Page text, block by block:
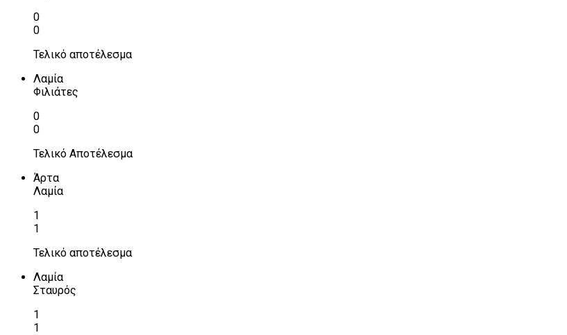
0
0
Τελικό αποτέλεσμα
Λαμία
Φιλιάτες
0
0
Τελικό Αποτέλεσμα
Άρτα
Λαμία
1
1
Τελικό αποτέλεσμα
Λαμία
Σταυρός
1
1